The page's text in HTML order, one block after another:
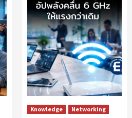
Knowledge
Networking